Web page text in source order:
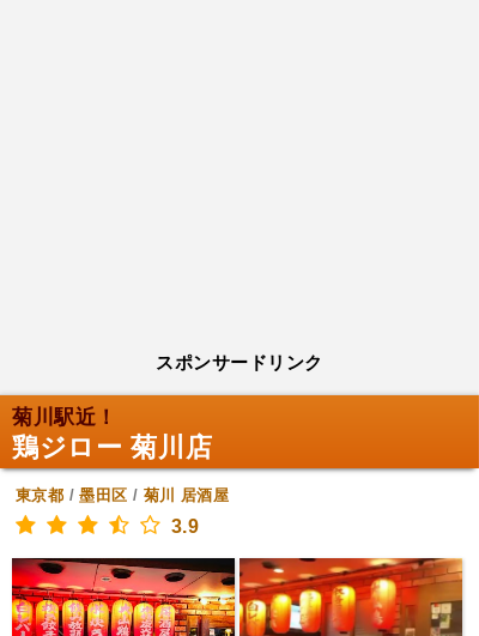
スポンサードリンク
菊川駅近！
鶏ジロー 菊川店
東京都 /墨田区 / 菊川 居酒屋
3.9